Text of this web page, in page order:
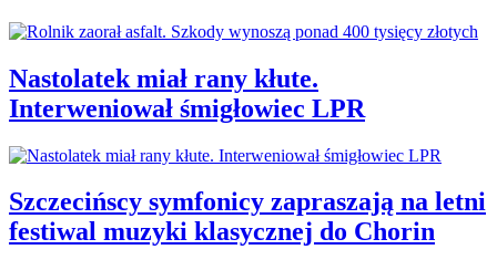
Nastolatek miał rany kłute.
Interweniował śmigłowiec LPR
Szczecińscy symfonicy zapraszają na letni
festiwal muzyki klasycznej do Chorin